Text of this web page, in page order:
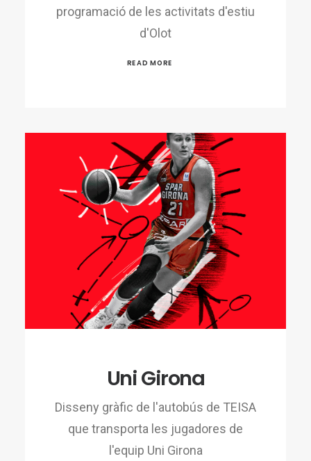
programació de les activitats d'estiu
d'Olot
READ MORE
Uni Girona
Disseny gràfic de l'autobús de TEISA
que transporta les jugadores de
l'equip Uni Girona